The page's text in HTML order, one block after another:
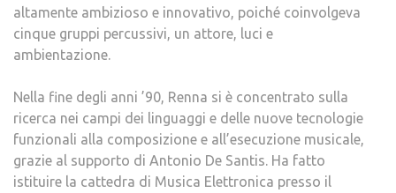
altamente ambizioso e innovativo, poiché coinvolgeva
cinque gruppi percussivi, un attore, luci e
ambientazione.
Nella fine degli anni ’90, Renna si è concentrato sulla
ricerca nei campi dei linguaggi e delle nuove tecnologie
funzionali alla composizione e all’esecuzione musicale,
grazie al supporto di Antonio De Santis. Ha fatto
istituire la cattedra di Musica Elettronica presso il